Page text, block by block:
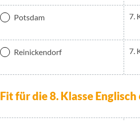
Potsdam 7.
Reinickendorf 7.
Fit für die 8. Klasse Englisch